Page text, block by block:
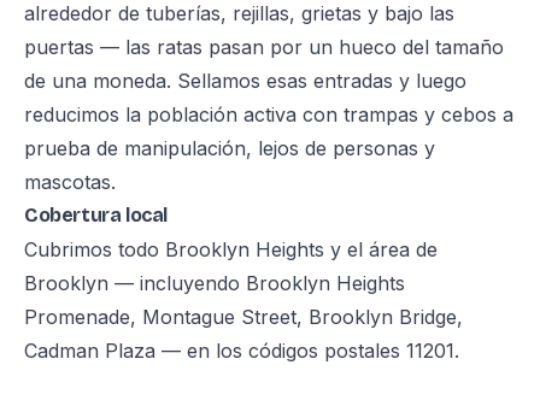
alrededor de tuberías, rejillas, grietas y bajo las
puertas — las ratas pasan por un hueco del tamaño
de una moneda. Sellamos esas entradas y luego
reducimos la población activa con trampas y cebos a
prueba de manipulación, lejos de personas y
mascotas.
Cobertura local
Cubrimos todo Brooklyn Heights y el área de
Brooklyn — incluyendo Brooklyn Heights
Promenade, Montague Street, Brooklyn Bridge,
Cadman Plaza — en los códigos postales 11201.